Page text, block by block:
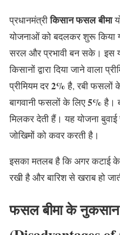
प्रधानमंत्रीकिसानफसल बीमा
योजनाओं को बदलकर शुरू किया
सरल और प्रभावी बन सके। इस
किसानों द्वारा दिया जाने
प्रीमियम दर2%है, रबी फसलों
बागवानी फसलों के लिए5%है।
मिलकर देती हैं। यह योजना
जोखिमों को कवर करती है।
इसका मतलब है कि अगर
रखी है और बारिश से खराब हो
फसल बीमा के नुकसान